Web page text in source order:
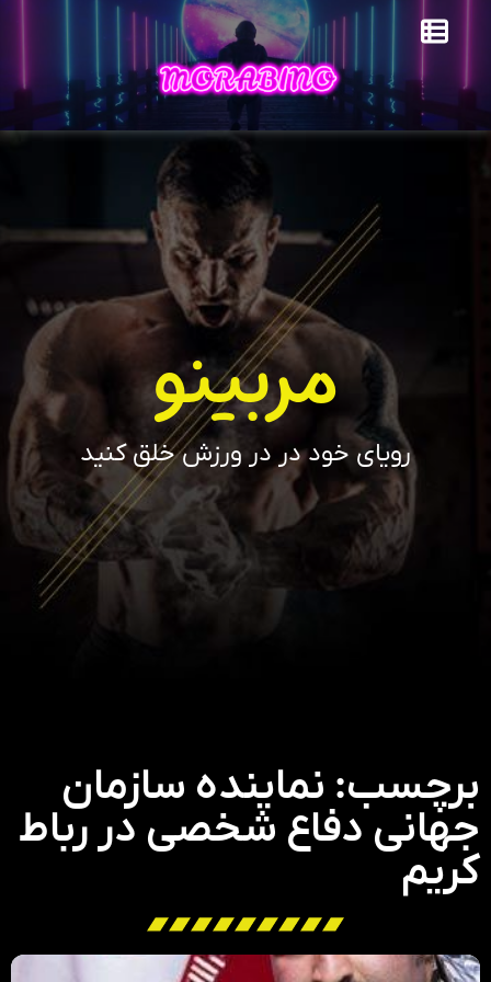
مربینو
رویای خود در در ورزش خلق کنید
برچسب: نماینده سازمان
جهانی دفاع شخصی در رباط
کریم